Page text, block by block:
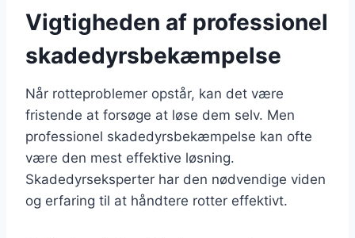
Vigtigheden af professionel
skadedyrsbekæmpelse
Når rotteproblemer opstår, kan det være
fristende at forsøge at løse dem selv. Men
professionel skadedyrsbekæmpelse kan ofte
være den mest effektive løsning.
Skadedyrseksperter har den nødvendige viden
og erfaring til at håndtere rotter effektivt.